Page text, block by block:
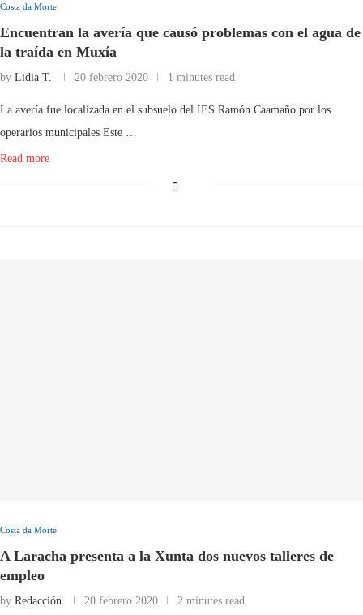
Costa da Morte
Encuentran la avería que causó problemas con el agua de
la traída en Muxía
by Lidia T. 20 febrero 2020 1 minutes read
La avería fue localizada en el subsuelo del IES Ramón Caamaño por los
operarios municipales Este …
Read more
Costa da Morte
A Laracha presenta a la Xunta dos nuevos talleres de
empleo
by Redacción 20 febrero 2020 2 minutes read